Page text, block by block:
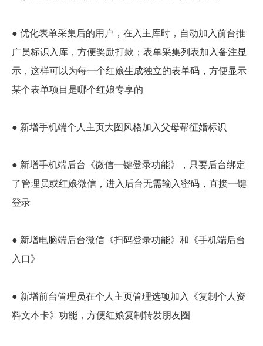
● 优化表单采集后的用户，在入主库时，自动加入前台推
广员标识入库，方便奖励打款；表单采集列表加入备注显
示，这样可以为每一个红娘生成独立的表单码，方便显示
某个表单项目是哪个红娘专享的
● 新增手机端个人主页大图风格加入父母帮征婚标识
● 新增手机端后台《微信一键登录功能》，只要后台绑定
了管理员或红娘微信，进入后台无需输入密码，直接一键
登录
● 新增电脑端后台微信《扫码登录功能》和《手机端后台
入口》
● 新增前台管理员在个人主页管理选项加入《复制个人资
料文本卡》功能，方便红娘复制转发朋友圈